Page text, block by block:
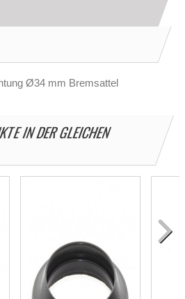
Ø34 mm Bremsattel
IN DER GLEICHEN